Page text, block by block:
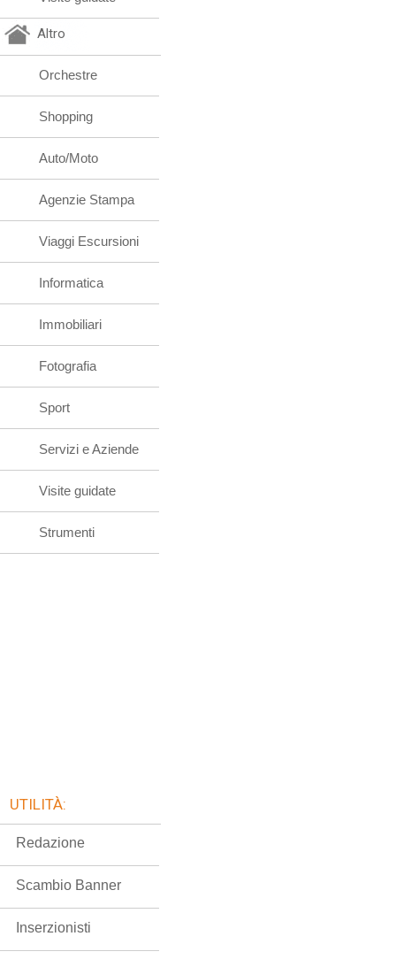
Altro
Orchestre
Shopping
Auto/Moto
Agenzie Stampa
Viaggi Escursioni
Informatica
Immobiliari
Fotografia
Sport
Servizi e Aziende
Visite guidate
Strumenti
UTILITÀ:
Redazione
Scambio Banner
Inserzionisti